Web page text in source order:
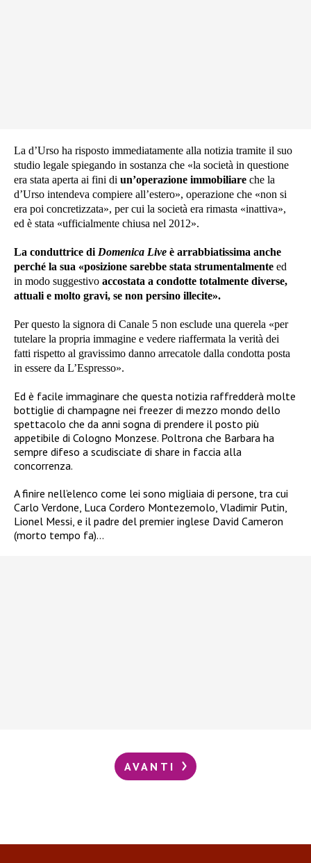
La d’Urso ha risposto immediatamente alla notizia tramite il suo
studio legale spiegando in sostanza che «la società in questione
era stata aperta ai fini di un’operazione immobiliare che la
d’Urso intendeva compiere all’estero», operazione che «non si
era poi concretizzata», per cui la società era rimasta «inattiva»,
ed è stata «ufficialmente chiusa nel 2012».
La conduttrice di Domenica Live è arrabbiatissima anche
perché la sua «posizione sarebbe stata strumentalmente ed
in modo suggestivo accostata a condotte totalmente diverse,
attuali e molto gravi, se non persino illecite».
Per questo la signora di Canale 5 non esclude una querela «per
tutelare la propria immagine e vedere riaffermata la verità dei
fatti rispetto al gravissimo danno arrecatole dalla condotta posta
in essere da L’Espresso».
Ed è facile immaginare che questa notizia raffredderà molte
bottiglie di champagne nei freezer di mezzo mondo dello
spettacolo che da anni sogna di prendere il posto più
appetibile di Cologno Monzese. Poltrona che Barbara ha
sempre difeso a scudisciate di share in faccia alla
concorrenza.
A finire nell’elenco come lei sono migliaia di persone, tra cui
Carlo Verdone, Luca Cordero Montezemolo, Vladimir Putin,
Lionel Messi, e il padre del premier inglese David Cameron
(morto tempo fa)…
AVANTI